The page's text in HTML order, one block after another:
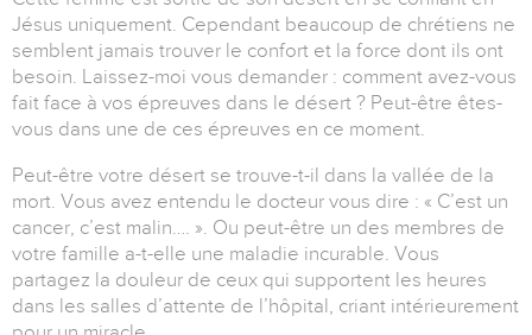
Jésus uniquement. Cependant beaucoup de chrétiens ne
semblent jamais trouver le confort et la force dont ils ont
besoin. Laissez-moi vous demander : comment avez-vous
fait face à vos épreuves dans le désert ? Peut-être êtes-
vous dans une de ces épreuves en ce moment.
Peut-être votre désert se trouve-t-il dans la vallée de la
mort. Vous avez entendu le docteur vous dire : « C’est un
cancer, c’est malin…. ». Ou peut-être un des membres de
votre famille a-t-elle une maladie incurable. Vous
partagez la douleur de ceux qui supportent les heures
dans les salles d’attente de l’hôpital, criant intérieurement